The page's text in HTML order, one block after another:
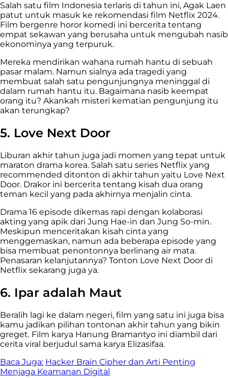
Salah satu film Indonesia terlaris di tahun ini, Agak Laen
patut untuk masuk ke rekomendasi film Netflix 2024.
Film bergenre horor komedi ini bercerita tentang
empat sekawan yang berusaha untuk mengubah nasib
ekonominya yang terpuruk.
Mereka mendirikan wahana rumah hantu di sebuah
pasar malam. Namun sialnya ada tragedi yang
membuat salah satu pengunjungnya meninggal di
dalam rumah hantu itu. Bagaimana nasib keempat
orang itu? Akankah misteri kematian pengunjung itu
akan terungkap?
5. Love Next Door
Liburan akhir tahun juga jadi momen yang tepat untuk
maraton drama korea. Salah satu series Netflix yang
recommended ditonton di akhir tahun yaitu Love Next
Door. Drakor ini bercerita tentang kisah dua orang
teman kecil yang pada akhirnya menjalin cinta.
Drama 16 episode dikemas rapi dengan kolaborasi
akting yang apik dari Jung Hae-in dan Jung So-min.
Meskipun menceritakan kisah cinta yang
menggemaskan, namun ada beberapa episode yang
bisa membuat penontonnya berlinang air mata.
Penasaran kelanjutannya? Tonton Love Next Door di
Netflix sekarang juga ya.
6. Ipar adalah Maut
Beralih lagi ke dalam negeri, film yang satu ini juga bisa
kamu jadikan pilihan tontonan akhir tahun yang bikin
greget. Film karya Hanung Bramantyo ini diambil dari
cerita viral berjudul sama karya Elizasifaa.
Baca Juga: Hacker Brain Cipher dan Arti Penting
Menjaga Keamanan Digital